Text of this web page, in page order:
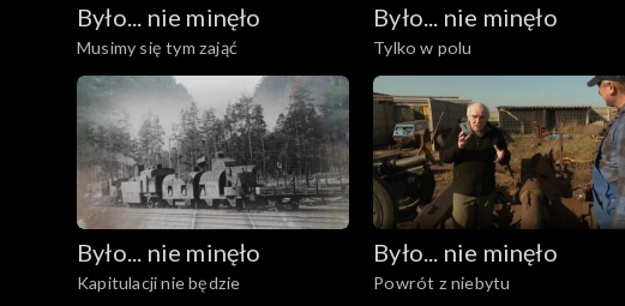
Było... nie minęło
Musimy się tym zająć
Było... nie minęło
Tylko w polu
Było... nie minęło
Kapitulacji nie będzie
Było... nie minęło
Powrót z niebytu